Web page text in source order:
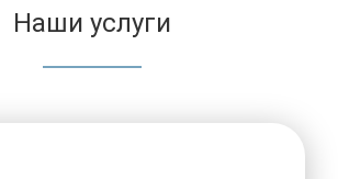
Наши услуги